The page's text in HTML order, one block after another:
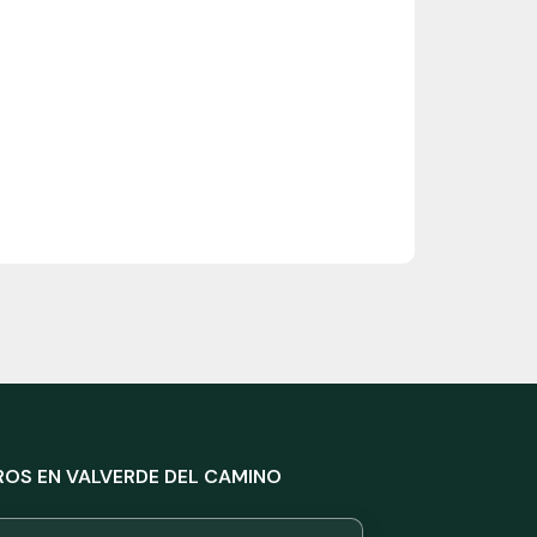
EN VALVERDE DEL CAMINO